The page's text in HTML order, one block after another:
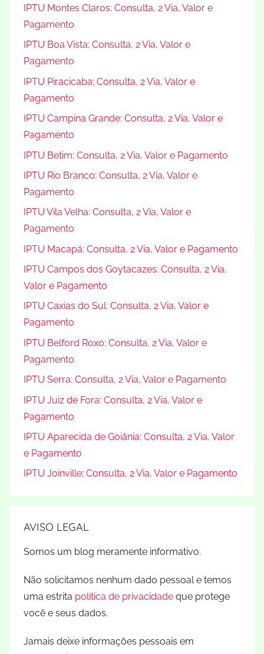
IPTU Montes Claros: Consulta, 2 Via, Valor e
Pagamento
IPTU Boa Vista: Consulta, 2 Via, Valor e
Pagamento
IPTU Piracicaba: Consulta, 2 Via, Valor e
Pagamento
IPTU Campina Grande: Consulta, 2 Via, Valor e
Pagamento
IPTU Betim: Consulta, 2 Via, Valor e Pagamento
IPTU Rio Branco: Consulta, 2 Via, Valor e
Pagamento
IPTU Vila Velha: Consulta, 2 Via, Valor e
Pagamento
IPTU Macapá: Consulta, 2 Via, Valor e Pagamento
IPTU Campos dos Goytacazes: Consulta, 2 Via,
Valor e Pagamento
IPTU Caxias do Sul: Consulta, 2 Via, Valor e
Pagamento
IPTU Belford Roxo: Consulta, 2 Via, Valor e
Pagamento
IPTU Serra: Consulta, 2 Via, Valor e Pagamento
IPTU Juiz de Fora: Consulta, 2 Via, Valor e
Pagamento
IPTU Aparecida de Goiânia: Consulta, 2 Via, Valor
e Pagamento
IPTU Joinville: Consulta, 2 Via, Valor e Pagamento
AVISO LEGAL
Somos um blog meramente informativo.
Não solicitamos nenhum dado pessoal e temos
uma estrita política de privacidade que protege
você e seus dados.
Jamais deixe informações pessoais em